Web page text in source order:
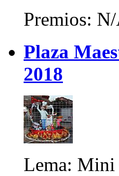
Premios:
Plaza
2018
Lema: Mini